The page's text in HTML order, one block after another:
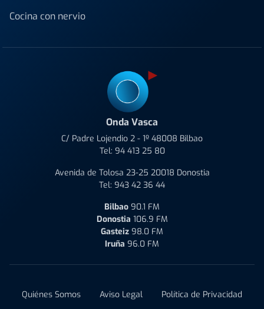
Cocina con nervio
Onda Vasca
C/ Padre Lojendio 2 - 1º 48008 Bilbao
Tel: 94 413 25 80
Avenida de Tolosa 23-25 20018 Donostia
Tel: 943 42 36 44
Bilbao 90.1 FM
Donostia 106.9 FM
Gasteiz 98.0 FM
Iruña 96.0 FM
Quiénes Somos Aviso Legal
Política de Privacidad